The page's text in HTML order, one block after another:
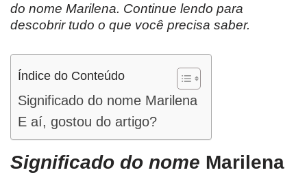
do nome Marilena. Continue lendo para
descobrir tudo o que você precisa saber.
Índice do Conteúdo
Significado do nome Marilena
E aí, gostou do artigo?
Significado do nome Marilena